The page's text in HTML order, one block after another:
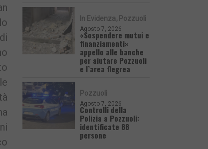
In Evidenza Pozzuoli
Agosto 7, 2026
«Sospendere mutui e
finanziamenti»
appello alle banche
per aiutare Pozzuoli
e l’area flegrea
Pozzuoli
Agosto 7, 2026
Controlli della
Polizia a Pozzuoli:
identificate 88
persone